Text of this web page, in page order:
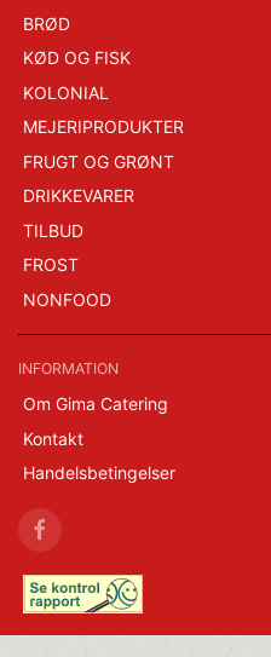
BRØD
KØD OG FISK
KOLONIAL
MEJERIPRODUKTER
FRUGT OG GRØNT
DRIKKEVARER
TILBUD
FROST
NONFOOD
INFORMATION
Om Gima Catering
Kontakt
Handelsbetingelser